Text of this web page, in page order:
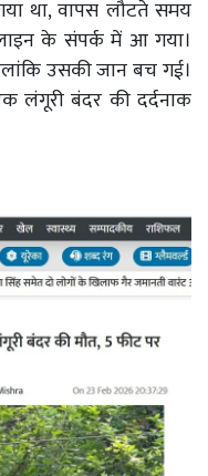
था, वापस लौटते समय
के संपर्क में आ गया।
उसकी जान बच गई।
लंगूरी बंदर की दर्दनाक